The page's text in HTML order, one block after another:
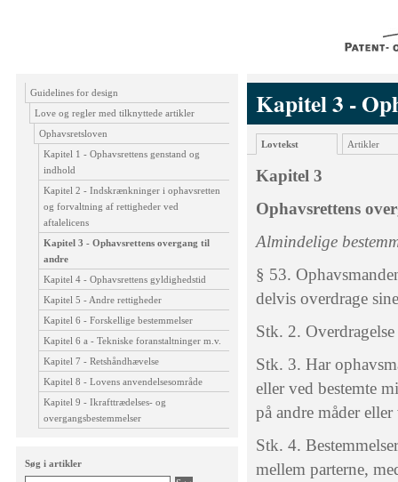
Guidelines for design
Love og regler med tilknyttede artikler
Ophavsretsloven
Kapitel 1 - Ophavsrettens genstand og
indhold
Kapitel 2 - Indskrænkninger i ophavsretten
og forvaltning af rettigheder ved
aftalelicens
Kapitel 3 - Ophavsrettens overgang til
andre
Kapitel 4 - Ophavsrettens gyldighedstid
Kapitel 5 - Andre rettigheder
Kapitel 6 - Forskellige bestemmelser
Kapitel 6 a - Tekniske foranstaltninger m.v.
Kapitel 7 - Retshåndhævelse
Kapitel 8 - Lovens anvendelsesområde
Kapitel 9 - Ikrafttrædelses- og
overgangsbestemmelser
Søg i artikler
Kapitel 3 -
Lovtekst Artikler
Kapitel 3
Ophavsrettens
Almindelige
§ 53.
delvis overdrage
Stk. 2.
Stk. 3. Har
eller ved bestemte
på andre måder
Stk. 4.
mellem parterne,